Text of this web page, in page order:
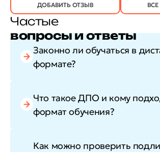
ДОБАВИТЬ ОТЗЫВ
Частые
вопросы и ответы
Законно ли обучаться в
формате?
Что такое ДПО и кому
формат обучения?
Как можно проверить